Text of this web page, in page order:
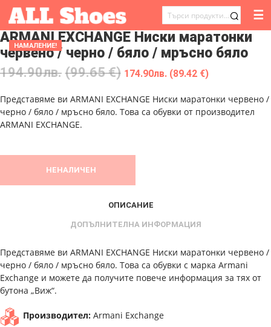
ТЪРСЕНЕ
ЗА:
☰
НАМАЛЕНИЕ!
ARMANI EXCHANGE Ниски маратонки
червено / черно / бяло / мръсно бяло
194.90лв. (99.65 €) 174.90лв. (89.42 €)
Представяме ви ARMANI EXCHANGE Ниски маратонки червено /
черно / бяло / мръсно бяло. Това са обувки от производител
ARMANI EXCHANGE.
НЕНАЛИЧЕН
ОПИСАНИЕ
ДОПЪЛНИТЕЛНА ИНФОРМАЦИЯ
Представяме ви ARMANI EXCHANGE Ниски маратонки червено /
черно / бяло / мръсно бяло. Това са обувки с марка Armani
Exchange и можете да получите повече информация за тях от
бутона „Виж“.
Производител: Armani Exchange